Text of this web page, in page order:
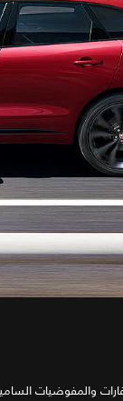
والمفوضيات